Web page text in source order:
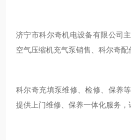
济宁市科尔奇机电设备有限公司
空气压缩机充气泵销售、科尔奇配
科尔奇充填泵维修、检修、保养
提供上门维修、保养一体化服务，